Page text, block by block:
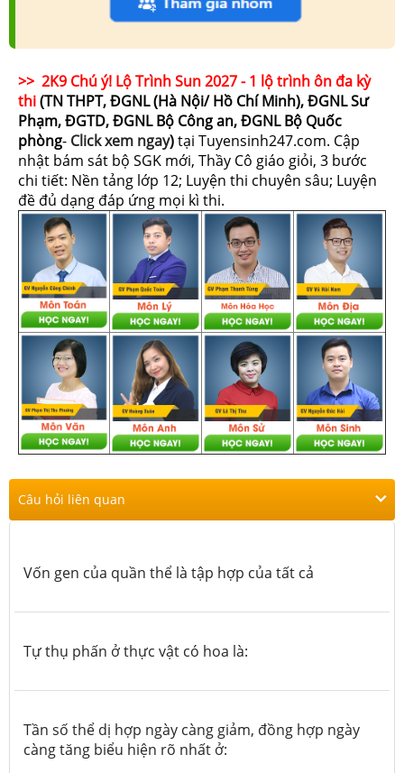
>> 2K9 Chú ý! Lộ Trình Sun 2027 - 1 lộ trình ôn đa kỳ
thi(TN THPT, ĐGNL (Hà Nội/ Hồ Chí Minh), ĐGNL Sư
Phạm, ĐGTD, ĐGNL Bộ Công an, ĐGNL Bộ Quốc
phòng- Click xem ngay)tại Tuyensinh247.com. Cập
nhật bám sát bộ SGK mới, Thầy Cô giáo giỏi, 3 bước
chi tiết: Nền tảng lớp 12; Luyện thi chuyên sâu; Luyện
đề đủ dạng đáp ứng mọi kì thi.
Câu hỏi liên quan
Vốn gen của quần thể là tập hợp của tất cả
Tự thụ phấn ở thực vật có hoa là:
Tần số thể dị hợp ngày càng giảm, đồng hợp ngày
càng tăng biểu hiện rõ nhất ở: